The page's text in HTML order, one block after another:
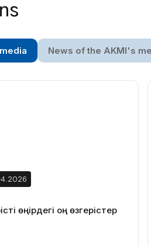
News of the AKMI's
өңірдегі оң өзгерістер